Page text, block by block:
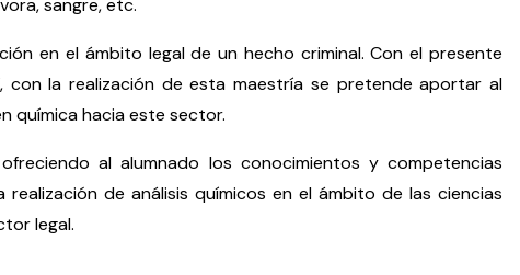
sangre, etc.
en el ámbito legal de un hecho criminal. Con el presente
con la realización de esta maestría se pretende aportar al
química hacia este sector.
al alumnado los conocimientos y competencias
de análisis químicos en el ámbito de las ciencias
legal.